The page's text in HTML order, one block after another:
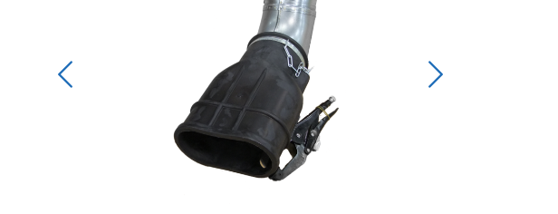
Edellinen Seuraava